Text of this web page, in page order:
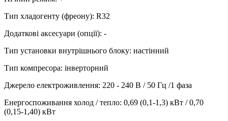
Тип хладогенту (фреону): R32
Додаткові аксесуари (опції): -
Тип установки внутрішнього блоку: настінний
Тип компресора: інверторний
Джерело електроживлення: 220 - 240 В / 50 Гц /1 фаза
Енергоспоживання холод / тепло: 0,69 (0,1-1,3) кВт / 0,70
(0,15-1,40) кВт